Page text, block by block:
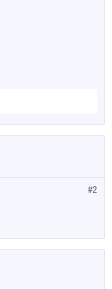
#2